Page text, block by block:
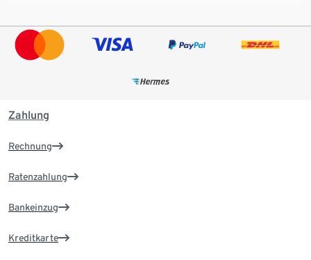
Zahlung
Rechnung
Ratenzahlung
Bankeinzug
Kreditkarte